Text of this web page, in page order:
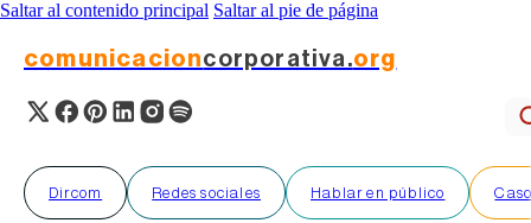
Saltar al contenido principal Saltar al pie de página
comunicacioncorporativa.org
Dircom Redes sociales Hablar en público